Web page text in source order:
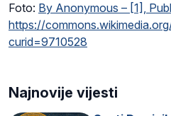
Foto: By Anonymous – [1],
https://
curid=9710528
Najnovije vijesti